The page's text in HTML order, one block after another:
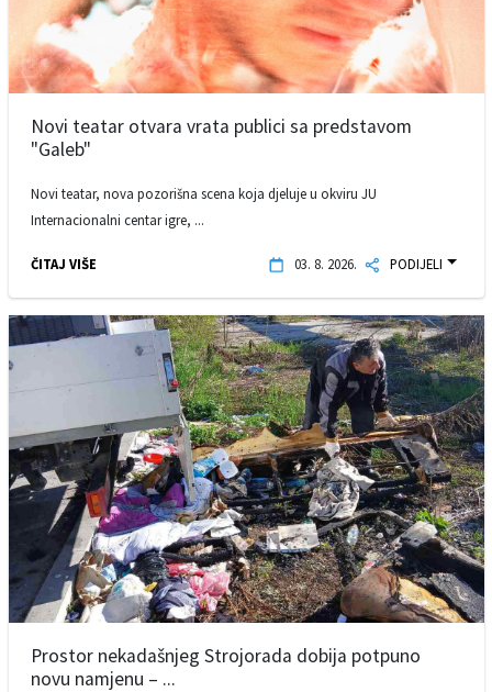
Novi teatar otvara vrata publici sa predstavom
"Galeb"
Novi teatar, nova pozorišna scena koja djeluje u okviru JU
Internacionalni centar igre, ...
ČITAJ VIŠE 03. 8. 2026. PODIJELI
Prostor nekadašnjeg Strojorada dobija potpuno
novu namjenu – ...